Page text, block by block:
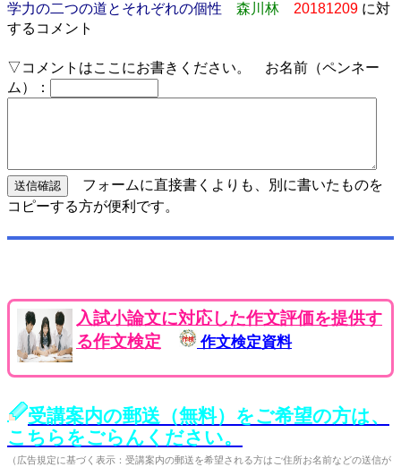
学力の二つの道とそれぞれの個性 森川林 20181209 に対
するコメント
▽コメントはここにお書きください。 お名前（ペンネー
ム）：
フォームに直接書くよりも、別に書いたものを
コピーする方が便利です。
入試小論文に対応した作文評価を提供す
る作文検定
作文検定資料
受講案内の郵送（無料）をご希望の方は、
こちらをごらんください。
（広告規定に基づく表示：受講案内の郵送を希望される方はご住所お名前などの送信が